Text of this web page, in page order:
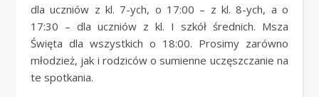
dla uczniów z kl. 7-ych, o 17:00 – z kl. 8-ych, a o
17:30 – dla uczniów z kl. I szkół średnich. Msza
Święta dla wszystkich o 18:00. Prosimy zarówno
młodzież, jak i rodziców o sumienne uczęszczanie na
te spotkania.